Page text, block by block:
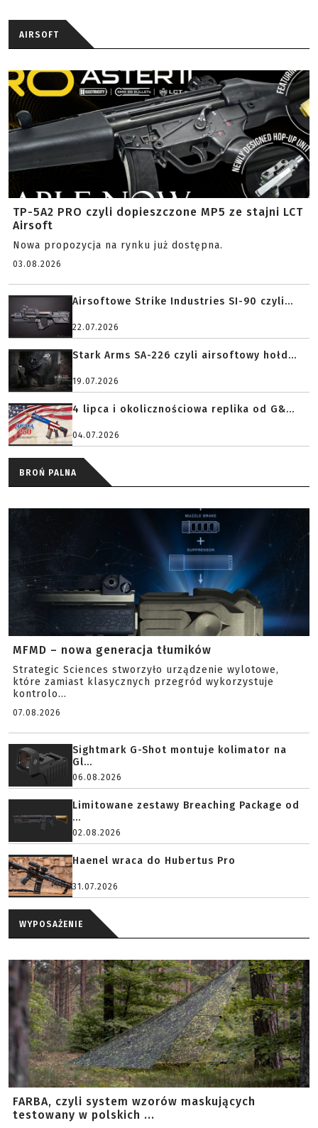
AIRSOFT
TP-5A2 PRO czyli dopieszczone MP5 ze stajni LCT
Airsoft
Nowa propozycja na rynku już dostępna.
03.08.2026
Airsoftowe Strike Industries SI-90 czyli...
22.07.2026
Stark Arms SA-226 czyli airsoftowy hołd...
19.07.2026
4 lipca i okolicznościowa replika od G&...
04.07.2026
BROŃ PALNA
MFMD – nowa generacja tłumików
Strategic Sciences stworzyło urządzenie wylotowe,
które zamiast klasycznych przegród wykorzystuje
kontrolo...
07.08.2026
Sightmark G-Shot montuje kolimator na
Gl...
06.08.2026
Limitowane zestawy Breaching Package od
...
02.08.2026
Haenel wraca do Hubertus Pro
31.07.2026
WYPOSAŻENIE
FARBA, czyli system wzorów maskujących
testowany w polskich ...